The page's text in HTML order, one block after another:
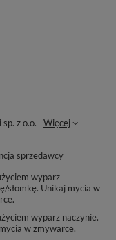
z o.o. Więcej
sprzedawcy
wyparz
słomkę. Unikaj mycia w
wyparz naczynie.
w zmywarce.